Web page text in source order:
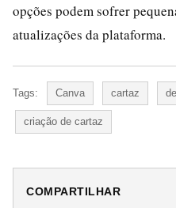
opções podem sofrer
atualizações da plataforma.
Tags: Canva cartaz
criação de cartaz
COMPARTILHAR